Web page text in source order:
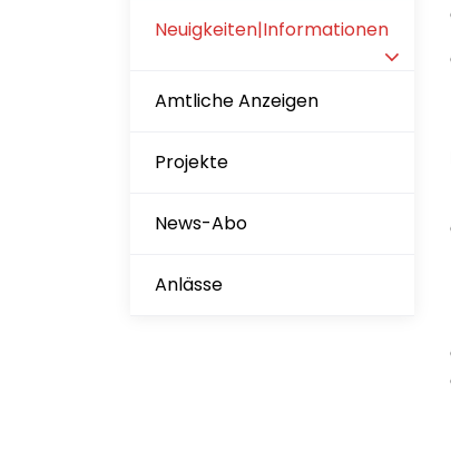
Neuigkeiten|Informationen
Amtliche Anzeigen
Projekte
News-Abo
Anlässe